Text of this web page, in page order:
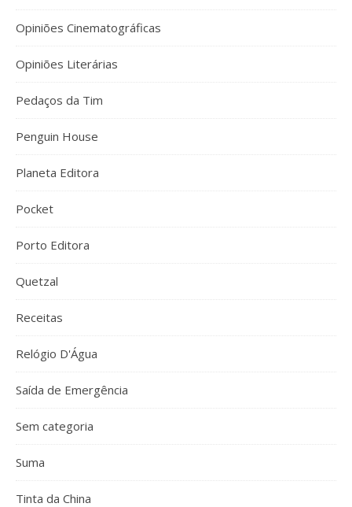
Opiniões Cinematográficas
Opiniões Literárias
Pedaços da Tim
Penguin House
Planeta Editora
Pocket
Porto Editora
Quetzal
Receitas
Relógio D'Água
Saída de Emergência
Sem categoria
Suma
Tinta da China